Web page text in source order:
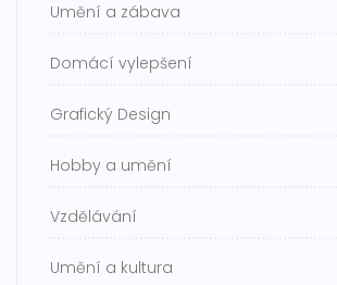
Umění a zábava
Domácí vylepšení
Grafický Design
Hobby a umění
Vzdělávání
Umění a kultura